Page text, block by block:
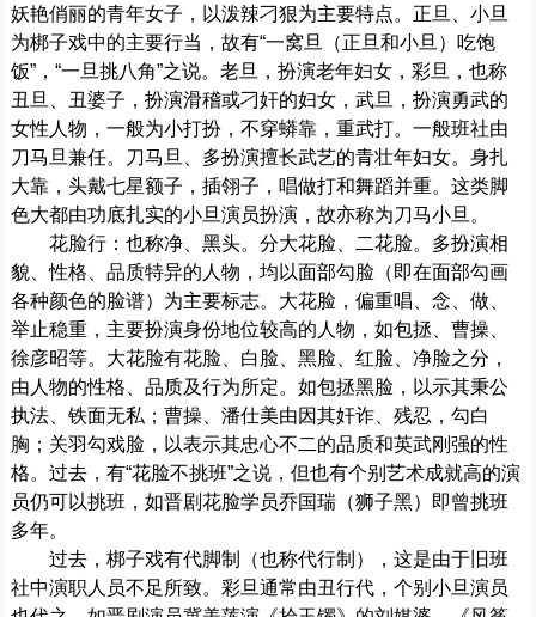
妖艳俏丽的青年女子，以泼辣刁狠为主要特点。正旦、小旦
为梆子戏中的主要行当，故有“一窝旦（正旦和小旦）吃饱
饭”，“一旦挑八角”之说。老旦，扮演老年妇女，彩旦，也称
丑旦、丑婆子，扮演滑稽或刁奸的妇女，武旦，扮演勇武的
女性人物，一般为小打扮，不穿蟒靠，重武打。一般班社由
刀马旦兼任。刀马旦、多扮演擅长武艺的青壮年妇女。身扎
大靠，头戴七星额子，插翎子，唱做打和舞蹈并重。这类脚
色大都由功底扎实的小旦演员扮演，故亦称为刀马小旦。
花脸行：也称净、黑头。分大花脸、二花脸。多扮演相
貌、性格、品质特异的人物，均以面部勾脸（即在面部勾画
各种颜色的脸谱）为主要标志。大花脸，偏重唱、念、做、
举止稳重，主要扮演身份地位较高的人物，如包拯、曹操、
徐彦昭等。大花脸有花脸、白脸、黑脸、红脸、净脸之分，
由人物的性格、品质及行为所定。如包拯黑脸，以示其秉公
执法、铁面无私；曹操、潘仕美由因其奸诈、残忍，勾白
胸；关羽勾戏脸，以表示其忠心不二的品质和英武刚强的性
格。过去，有“花脸不挑班”之说，但也有个别艺术成就高的演
员仍可以挑班，如晋剧花脸学员乔国瑞（狮子黑）即曾挑班
多年。
过去，梆子戏有代脚制（也称代行制），这是由于旧班
社中演职人员不足所致。彩旦通常由丑行代，个别小旦演员